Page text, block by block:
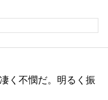
く不憫だ。明るく振